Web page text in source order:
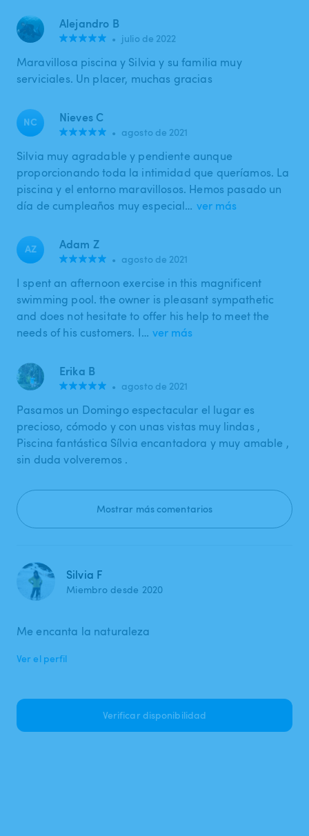
Alejandro B
• julio de 2022
Maravillosa piscina y Silvia y su familia muy
serviciales. Un placer, muchas gracias
NC Nieves C
• agosto de 2021
Silvia muy agradable y pendiente aunque
proporcionando toda la intimidad que queríamos. La
piscina y el entorno maravillosos. Hemos pasado un
día de cumpleaños muy especial… ver más
AZ Adam Z
• agosto de 2021
I spent an afternoon exercise in this magnificent
swimming pool. the owner is pleasant sympathetic
and does not hesitate to offer his help to meet the
needs of his customers. I… ver más
Erika B
• agosto de 2021
Pasamos un Domingo espectacular el lugar es
precioso, cómodo y con unas vistas muy lindas ,
Piscina fantástica Sílvia encantadora y muy amable ,
sin duda volveremos .
Mostrar más comentarios
Silvia F
Miembro desde 2020
Me encanta la naturaleza
Ver el perfil
Verificar disponibilidad